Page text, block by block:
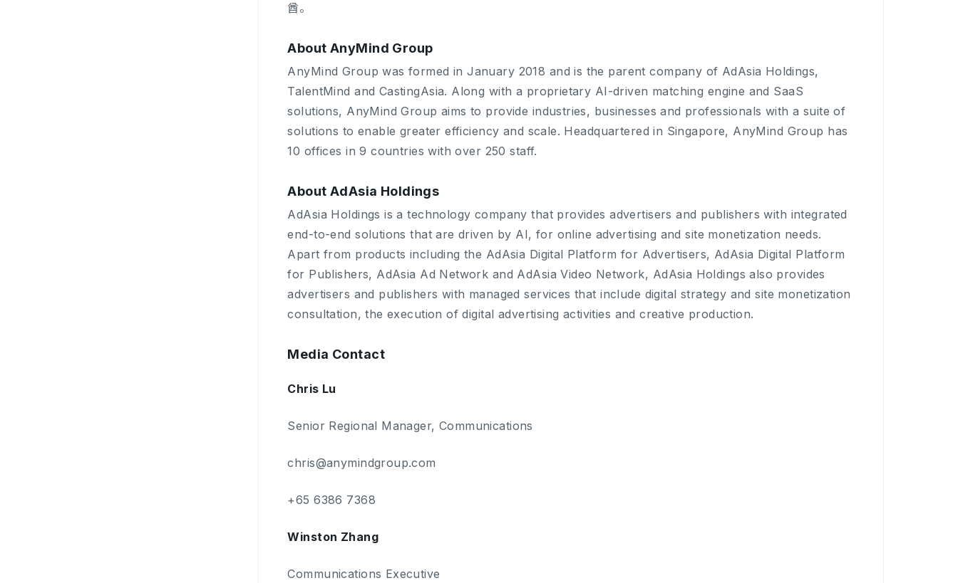
酋。
About AnyMind Group
AnyMind Group was formed in January 2018 and is the parent company of AdAsia Holdings,
TalentMind and CastingAsia. Along with a proprietary AI-driven matching engine and SaaS
solutions, AnyMind Group aims to provide industries, businesses and professionals with a suite of
solutions to enable greater efficiency and scale. Headquartered in Singapore, AnyMind Group has
10 offices in 9 countries with over 250 staff.
About AdAsia Holdings
AdAsia Holdings is a technology company that provides advertisers and publishers with integrated
end-to-end solutions that are driven by AI, for online advertising and site monetization needs.
Apart from products including the AdAsia Digital Platform for Advertisers, AdAsia Digital Platform
for Publishers, AdAsia Ad Network and AdAsia Video Network, AdAsia Holdings also provides
advertisers and publishers with managed services that include digital strategy and site monetization
consultation, the execution of digital advertising activities and creative production.
Media Contact
Chris Lu
Senior Regional Manager, Communications
chris@anymindgroup.com
+65 6386 7368
Winston Zhang
Communications Executive